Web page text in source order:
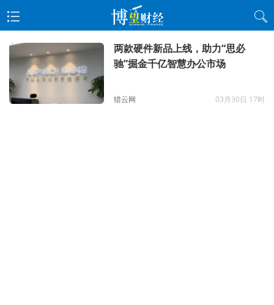
两款硬件新品上线，助力“思必
驰”掘金千亿智慧办公市场
猎云网 03月30日 17时